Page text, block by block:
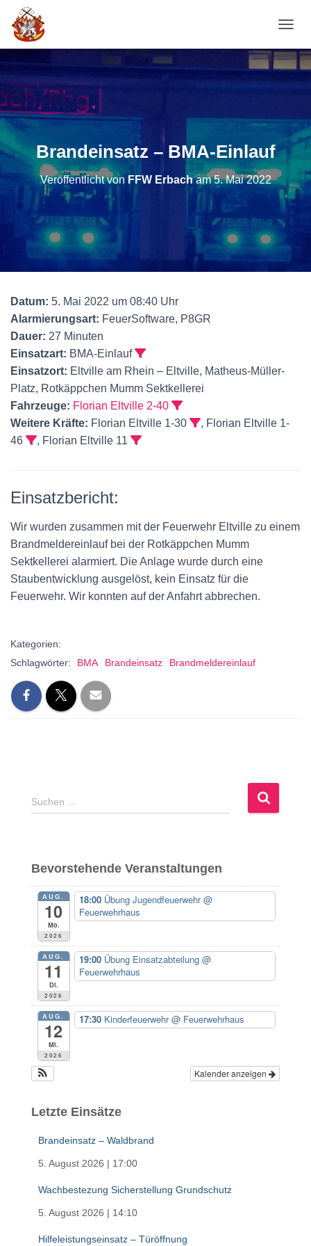
Brandeinsatz – BMA-Einlauf
Veröffentlicht von FFW Erbacham5. Mai 2022
Datum: 5. Mai 2022 um 08:40 Uhr
Alarmierungsart: FeuerSoftware, P8GR
Dauer: 27 Minuten
Einsatzart: BMA-Einlauf
Einsatzort: Eltville am Rhein – Eltville, Matheus-Müller-
Platz, Rotkäppchen Mumm Sektkellerei
Fahrzeuge: Florian Eltville 2-40
Weitere Kräfte: Florian Eltville 1-30
, Florian Eltville 1-
46
, Florian Eltville 11
Einsatzbericht:
Wir wurden zusammen mit der Feuerwehr Eltville zu einem
Brandmeldereinlauf bei der Rotkäppchen Mumm
Sektkellerei alarmiert. Die Anlage wurde durch eine
Staubentwicklung ausgelöst, kein Einsatz für die
Feuerwehr. Wir konnten auf der Anfahrt abbrechen.
Kategorien:
Schlagwörter:
BMA Brandeinsatz Brandmeldereinlauf
S
u
n
n
:
Suchen …
Bevorstehende Veranstaltungen
AUG.
10
Mo.
2026
18:00 Übung Jugendfeuerwehr@
Feuerwehrhaus
AUG.
11
Di.
2026
19:00 Übung Einsatzabteilung @
Feuerwehrhaus
AUG.
12
Mi.
2026
17:30 Kinderfeuerwehr@ Feuerwehrhaus
Kalender anzeigen
Letzte Einsätze
Brandeinsatz – Waldbrand
5. August 2026 | 17:00
Wachbestezung Sicherstellung Grundschutz
5. August 2026 | 14:10
Hilfeleistungseinsatz – Türöffnung